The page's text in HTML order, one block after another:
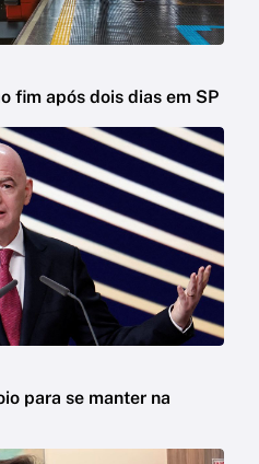
fim após dois dias em SP
para se manter na